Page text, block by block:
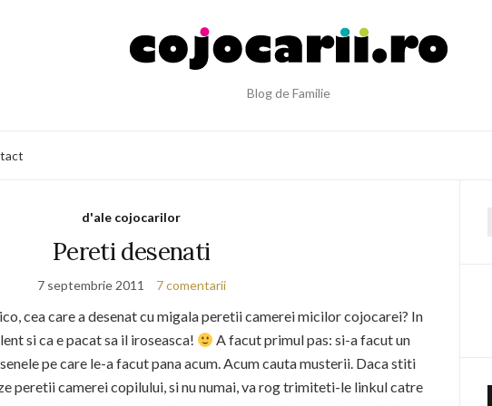
Blog de Familie
d'ale cojocarilor
Pereti desenati
7 septembrie 2011 7 comentarii
cea care a desenat cu migala peretii camerei micilor cojocarei? In
si ca e pacat sa il iroseasca!
A facut primul pas: si-a facut un
pe care le-a facut pana acum. Acum cauta musterii. Daca stiti
peretii camerei copilului, si nu numai, va rog trimiteti-le linkul catre